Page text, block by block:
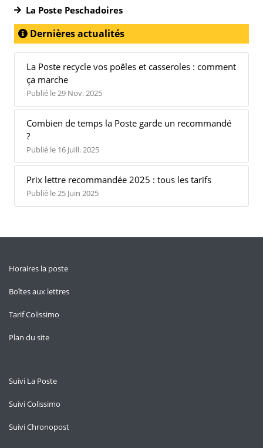
La Poste Peschadoires
Dernières actualités
La Poste recycle vos poêles et casseroles : comment
ça marche
Publié le 29 Nov. 2025
Combien de temps la Poste garde un recommandé
?
Publié le 16 Juill. 2025
Prix lettre recommandée 2025 : tous les tarifs
Publié le 25 Juin 2025
Horaires la poste
Boîtes aux lettres
Tarif Colissimo
Plan du site
Suivi La Poste
Suivi Colissimo
Suivi Chronopost